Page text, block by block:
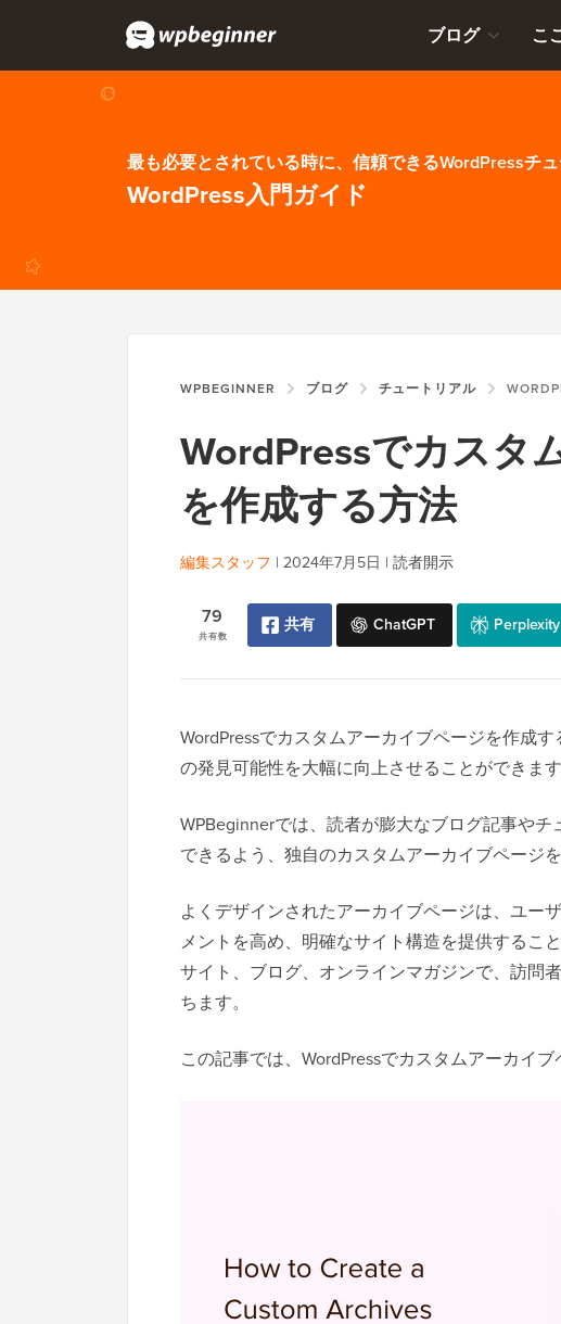
ブログ こ
最も必要とされている時に、信頼できるWordPressチュ
WordPress入門ガイド
WPBEGINNER ブログ チュートリアル WORDPRESSでカスタムア
WordPressでカスタ
を作成する方法
編集スタッフ | 2024年7月5日 | 読者開示
共有数
79 共有 ChatGPT Perplexity
WordPressでカスタムアーカイブページを作成
の発見可能性を大幅に向上させることができます
WPBeginnerでは、読者が膨大なブログ記事や
できるよう、独自のカスタムアーカイブページを
よくデザインされたアーカイブページは、ユー
メントを高め、明確なサイト構造を提供するこ
サイト、ブログ、オンラインマガジンで、訪問
ちます。
この記事では、WordPressでカスタムアーカイ